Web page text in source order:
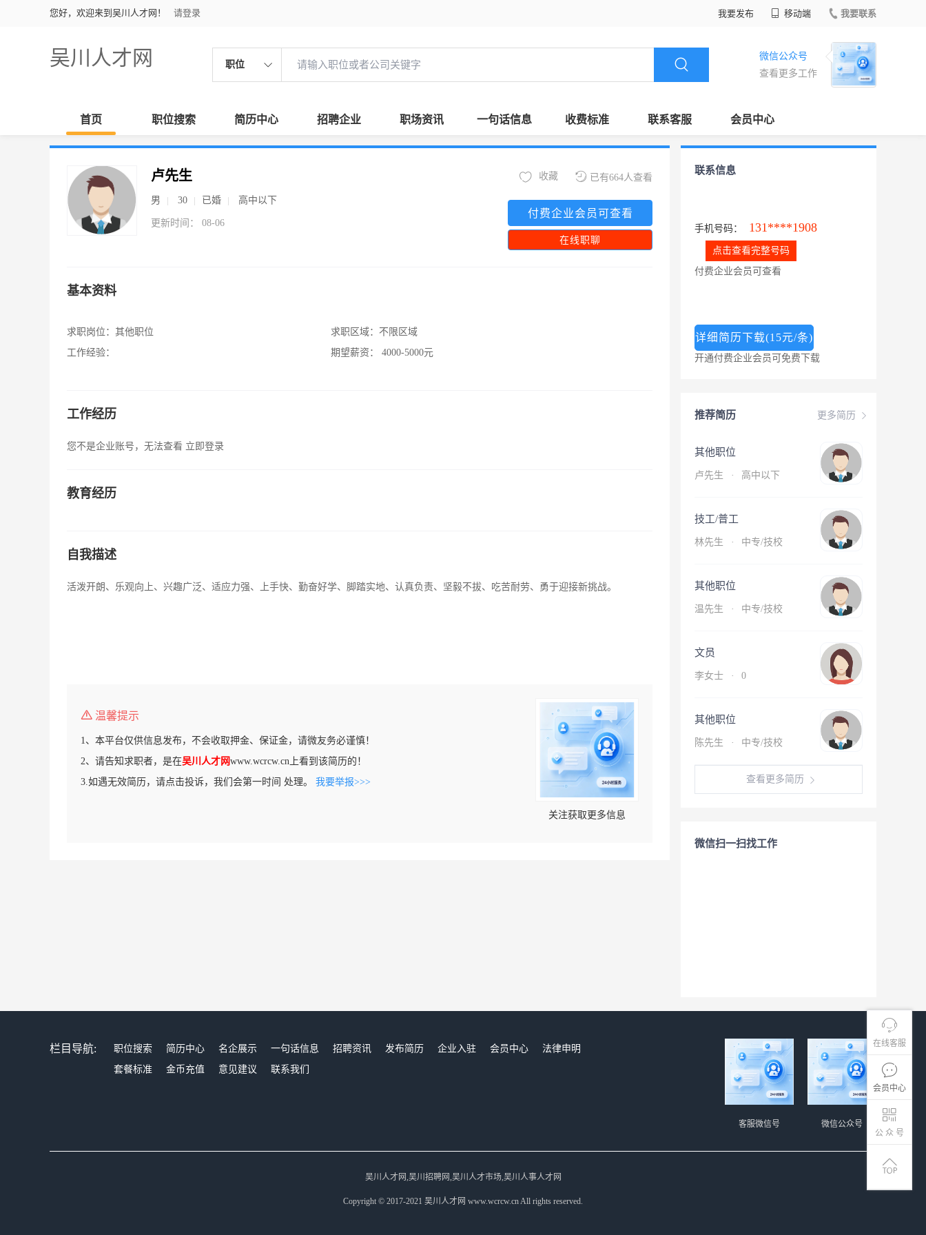
您好，欢迎来到吴川人才网！ 请登录 我要发布 移动端 我要联系
吴川人才网 职位
微信公众号
查看更多工作
首页 职位搜索 简历中心 招聘企业 职场资讯 一句话信息 收费标准 联系客服 会员中心
在线客服
会员中心
公 众 号
卢先生
男 30 已婚 高中以下
更新时间： 08-06
已有664人查看
收藏
付费企业会员可查看
在线职聊
基本资料
求职岗位： 其他职位
工作经验：
求职区域： 不限区域
期望薪资：
4000-5000元
工作经历
您不是企业账号，无法查看 立即登录
教育经历
自我描述
活泼开朗、乐观向上、兴趣广泛、适应力强、上手快、勤奋好学、脚踏实地、认真负责、坚毅不拔、吃苦耐劳、勇于迎接新挑战。
温馨提示
1、本平台仅供信息发布，不会收取押金、保证金，请微友务必谨慎！
2、请告知求职者，是在吴川人才网www.wcrcw.cn上看到该简历的！
3.如遇无效简历，请点击投诉，我们会第一时间 处理。 我要举报>>>
关注获取更多信息
联系信息
手机号码： 131****1908
点击查看完整号码
付费企业会员可查看
详细简历下载(15元/条)
开通付费企业会员可免费下载
更多简历
推荐简历
其他职位
卢先生 · 高中以下
技工/普工
林先生 · 中专/技校
其他职位
温先生 · 中专/技校
文员
李女士 · 0
其他职位
陈先生 · 中专/技校
查看更多简历
微信扫一扫找工作
栏目导航: 职位搜索 简历中心 名企展示 一句话信息 招聘资讯 发布简历 企业入驻 会员中心
法律申明
套餐标准
金币充值 意见建议 联系我们
微信公众号
客服微信号
吴川人才网,吴川招聘网,吴川人才市场,吴川人事人才网
Copyright © 2017-2021 吴川人才网 www.wcrcw.cn All rights reserved.